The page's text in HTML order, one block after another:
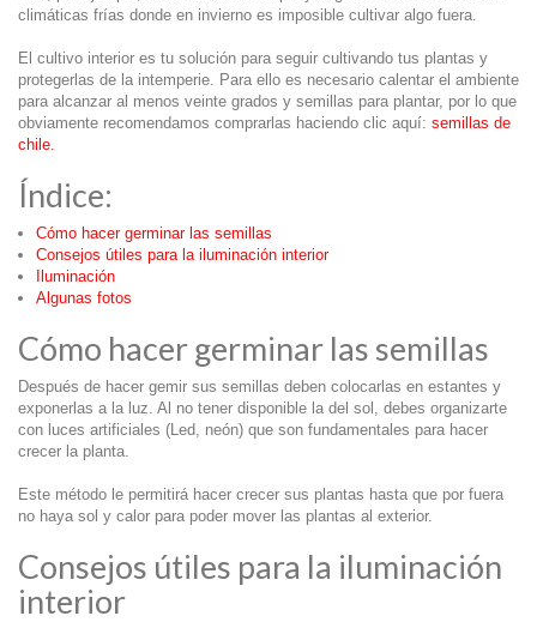
climáticas frías donde en invierno es imposible cultivar algo fuera.
El cultivo interior es tu solución para seguir cultivando tus plantas y
protegerlas de la intemperie. Para ello es necesario calentar el ambiente
para alcanzar al menos veinte grados y semillas para plantar, por lo que
obviamente recomendamos comprarlas haciendo clic aquí: semillas de
chile.
Índice:
Cómo hacer germinar las semillas
Consejos útiles para la iluminación interior
Iluminación
Algunas fotos
Cómo hacer germinar las semillas
Después de hacer gemir sus semillas deben colocarlas en estantes y
exponerlas a la luz. Al no tener disponible la del sol, debes organizarte
con luces artificiales (Led, neón) que son fundamentales para hacer
crecer la planta.
Este método le permitirá hacer crecer sus plantas hasta que por fuera
no haya sol y calor para poder mover las plantas al exterior.
Consejos útiles para la iluminación
interior